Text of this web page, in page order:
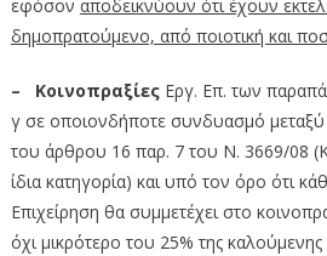
εφόσον αποδεικνύουν ότι έχουν
δημοπρατούμενο, από ποιοτική και
– ΚοινοπραξίεςΕργ. Επ. των
γ σε οποιονδήποτε συνδυασμό
του άρθρου 16 παρ. 7 του Ν. 3669/08
ίδια κατηγορία) και υπό τον όρο ότι
Επιχείρηση θα συμμετέχει στο
όχι μικρότερο του 25% της καλούμενης